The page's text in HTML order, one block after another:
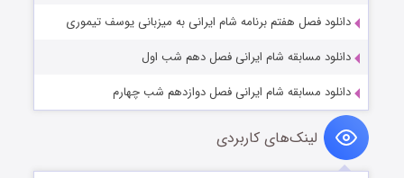
دانلود فصل هفتم برنامه شام ایرانی به میزبانی یوسف تیموری
دانلود مسابقه شام ایرانی فصل دهم شب اول
دانلود مسابقه شام ایرانی فصل دوازدهم شب چهارم
لینک‌های کاربردی